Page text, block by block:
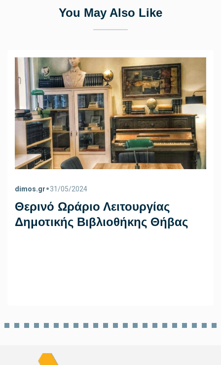
You May Also Like
dimos.gr•31/05/2024
Θερινό Ωράριο Λειτουργίας
Δημοτικής Βιβλιοθήκης Θήβας